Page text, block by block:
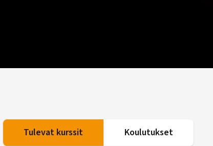
Tulevat kurssit Koulutukset